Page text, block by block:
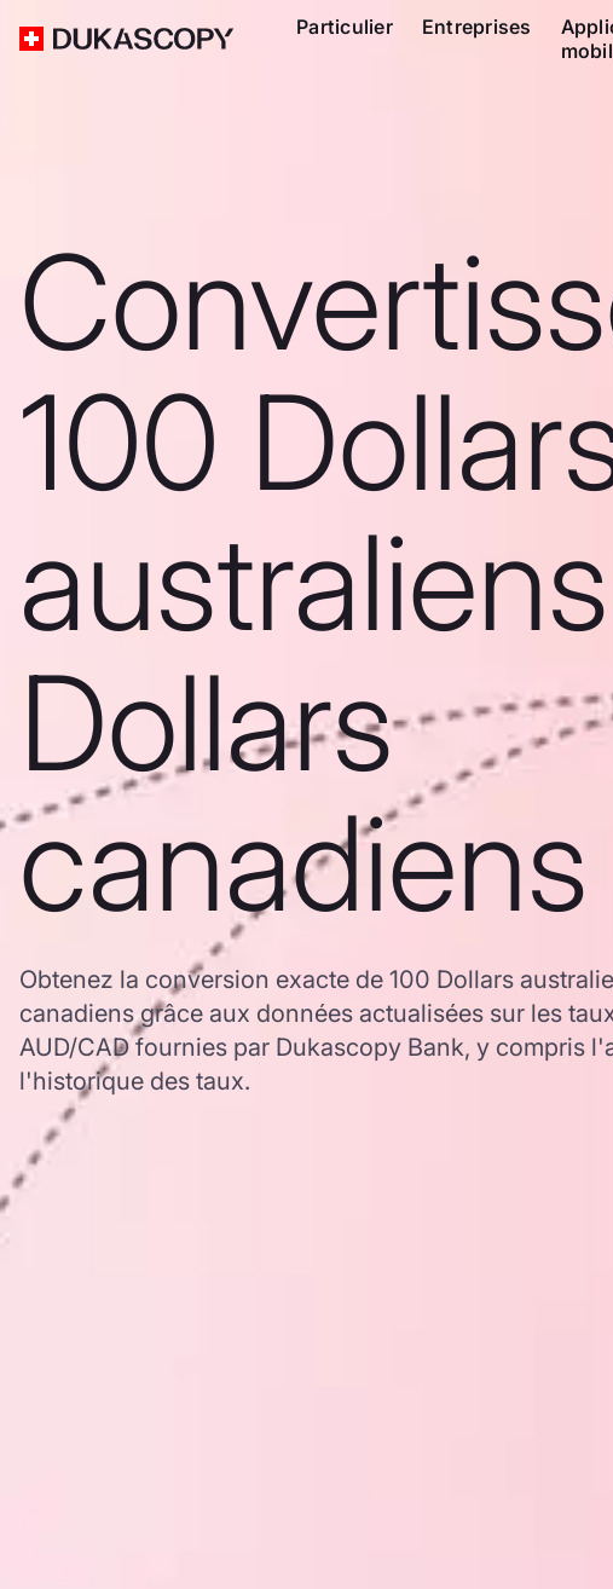
Particulier Entreprises
100
Dollars
canadiens
Obtenez la conversion exacte de 100 Dollars
canadiens grâce aux données actualisées sur les
AUD/CAD fournies par Dukascopy Bank, y compris
l'historique des taux.